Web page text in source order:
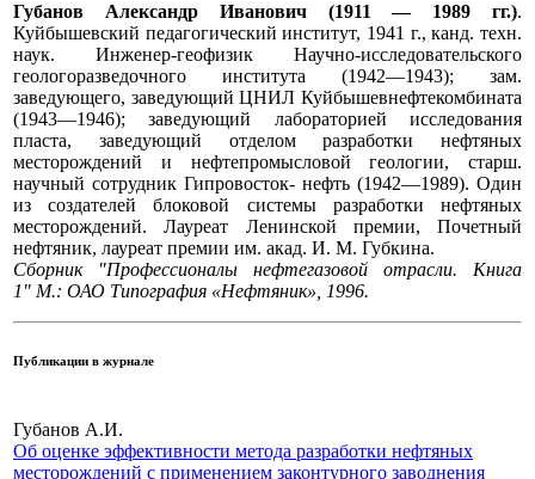
Губанов Александр Иванович (1911 — 1989 гг.).
Куйбышевский педагогический институт, 1941 г., канд. техн.
наук. Инженер-геофизик Научно-исследовательского
геологоразведочного института (1942—1943); зам.
заведующего, заведующий ЦНИЛ Куйбышевнефтекомбината
(1943—1946); заведующий лабораторией исследования
пласта, заведующий отделом разработки нефтяных
месторождений и нефтепромысловой геологии, старш.
научный сотрудник Гипровосток- нефть (1942—1989). Один
из создателей блоковой системы разработки нефтяных
месторождений. Лауреат Ленинской премии, Почетный
нефтяник, лауреат премии им. акад. И. М. Губкина.
Сборник "Профессионалы нефтегазовой отрасли. Книга
1" М.: ОАО Типография «Нефтяник», 1996.
Публикации в журнале
Губанов А.И.
Об оценке эффективности метода разработки нефтяных
месторождений с применением законтурного заводнения